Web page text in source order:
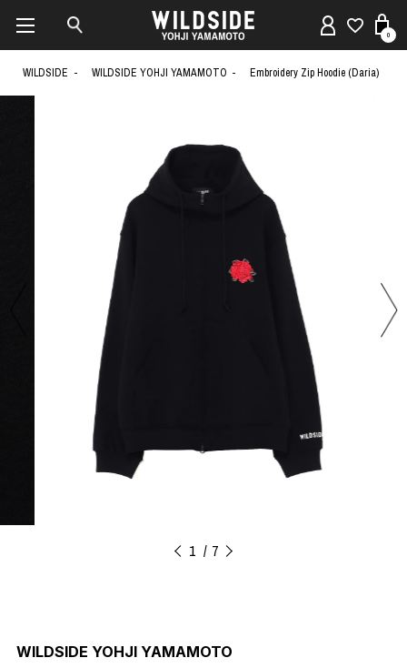
0
WILDSIDE WILDSIDE YOHJI YAMAMOTO Embroidery Zip Hoodie (Daria)
1 7
WILDSIDE YOHJI YAMAMOTO